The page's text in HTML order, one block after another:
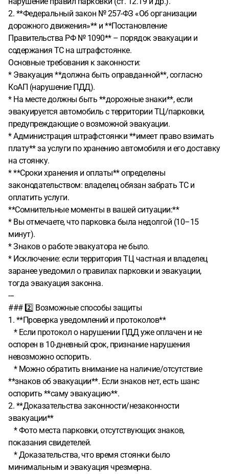
суде (если данное заявление действительно было
подано)?
2. **Федеральный закон № 257-ФЗ «Об организации
дорожного движения»** и **Постановление
Правительства РФ № 1090** – порядок эвакуации и
содержания ТС на штрафстоянке.
Основные требования к законности:
* Эвакуация **должна быть оправданной**, согласно
КоАП (нарушение ПДД).
* На месте должны быть **дорожные знаки**, если
эвакуируется автомобиль с территории ТЦ/парковки,
предупреждающие о возможной эвакуации.
* Администрация штрафстоянки **имеет право взимать
плату** за услуги по хранению автомобиля и его доставку
на стоянку.
* **Сроки хранения и оплаты** определены
законодательством: владелец обязан забрать ТС и
оплатить услуги.
**Сомнительные моменты в вашей ситуации:**
* Вы отмечаете, что парковка была недолгой (10–15
минут).
* Знаков о работе эвакуатора не было.
* Исключение: если территория ТЦ частная и владелец
заранее уведомил о правилах парковки и эвакуации,
тогда эвакуация законна.
---
### 2️⃣ Возможные способы защиты
1. **Проверка уведомлений и протоколов**
* Если протокол о нарушении ПДД уже оплачен и не
оспорен в 10-дневный срок, признание нарушения
невозможно оспорить.
* Можно обратить внимание на наличие/отсутствие
**знаков об эвакуации**. Если знаков нет, есть шанс
оспорить **саму эвакуацию**.
2. **Доказательства законности/незаконности
эвакуации**
* Фото места парковки, отсутствующих знаков,
показания свидетелей.
* Доказательства, что время стоянки было
минимальным и эвакуация чрезмерна.